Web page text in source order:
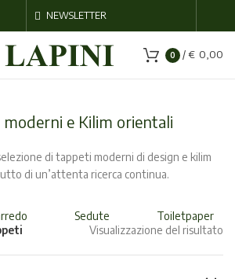
NEWSLETTER
0 /€ 0,00
e Kilim orientali
di tappeti moderni di design e kilim
di un’attenta ricerca continua.
Sedute
Toiletpaper
Visualizzazione del risultato